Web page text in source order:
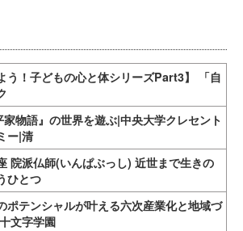
う！子どもの心と体シリーズPart3】 「自
物語』の世界を遊ぶ|中央大学クレセント
ー|清
院派仏師(いんぱぶっし) 近世まで生きの
ひとつ
ポテンシャルが叶える六次産業化と地域づ
文字学園